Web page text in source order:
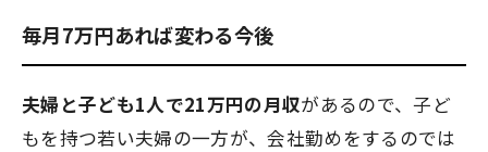
毎月7万円あれば変わる今後
夫婦と子ども1人で21万円の月収があるので、子ど
もを持つ若い夫婦の一方が、会社勤めをするのでは